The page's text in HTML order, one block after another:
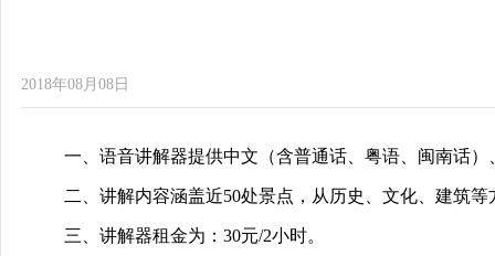
2018年08月08日
一、语音讲解器提供中文（含普通话、粤语、闽南话
二、讲解内容涵盖近50处景点，从历史、文化、建筑
三、讲解器租金为：30元/2小时。